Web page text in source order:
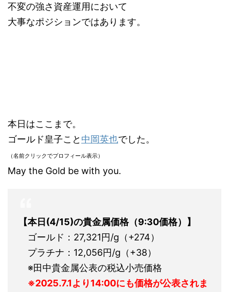
不変の強さ資産運用において
大事なポジションではあります。
本日はここまで。
ゴールド皇子こと 中岡英也でした。
（名前クリックでプロフィール表示）
May the Gold be with you.
【本日(4/15)の貴金属価格（9:30価格）】
ゴールド：27,321円/g（+274）
プラチナ：12,056円/g（+38）
※田中貴金属公表の税込小売価格
※2025.7.1より14:00にも価格が公表されま